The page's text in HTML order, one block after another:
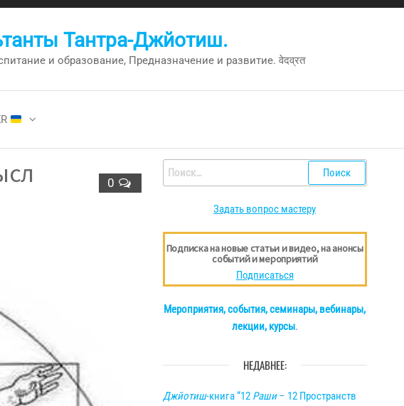
Тантра-Джйотиш.
и образование, Предназначение и развитие. वेदव्रत
0
Найти:
Задать вопрос мастеру
Подписка на новые статьи и видео, на анонсы
событий и мероприятий
Подписаться
Мероприятия, события, семинары, вебинары,
лекции, курсы.
НЕДАВНЕЕ:
Джйотиш-книга “12 Раши– 12 Пространств